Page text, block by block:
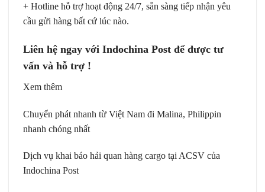
+ Hotline hỗ trợ hoạt động 24/7, sẵn sàng tiếp nhận yêu
cầu gửi hàng bất cứ lúc nào.
Liên hệ ngay với Indochina Post để được tư
vấn và hỗ trợ !
Xem thêm
Chuyển phát nhanh từ Việt Nam đi Malina, Philippin
nhanh chóng nhất
Dịch vụ khai báo hải quan hàng cargo tại ACSV của
Indochina Post